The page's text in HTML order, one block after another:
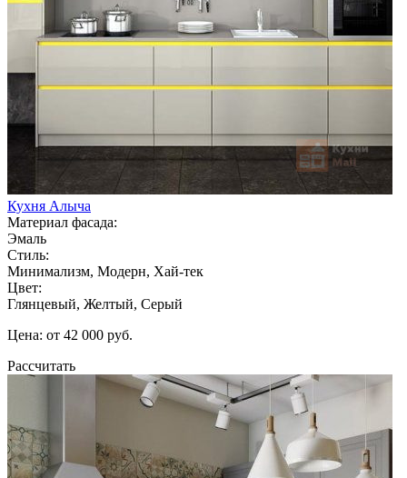
Кухня Алыча
Материал фасада:
Эмаль
Стиль:
Минимализм, Модерн, Хай-тек
Цвет:
Глянцевый, Желтый, Серый
Цена: от 42 000 руб.
Рассчитать